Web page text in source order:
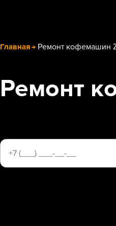
Главная Ремонт кофемашин
Ремонт